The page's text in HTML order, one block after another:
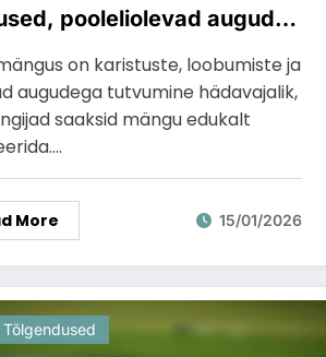
pooleliolevad augud,
on karistuste, loobumiste ja
augudega tutvumine hädavajalik,
saaksid mängu edukalt
More 15/01/2026
Tõlgendused